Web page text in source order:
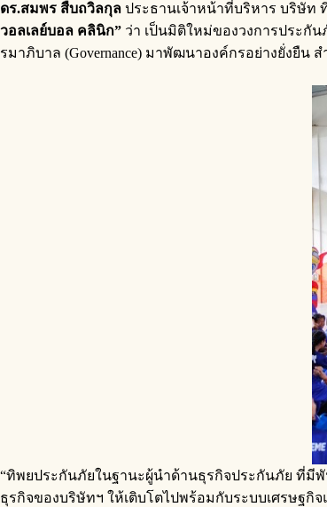
ดร.สมพร สืบถวิลกุล ประธานเจ้าหน้าที่บริหาร บริษัท
วอลเลย์บอล คลินิก” ว่า เป็นมิติใหม่ของวงการประกั
รมาภิบาล (Governance) มาพัฒนาองค์กรอย่างยั่งยืน
“ทิพยประกันภัยในฐานะผู้นำด้านธุรกิจประกันภัย ที่มี
ธุรกิจของบริษัทฯ ให้เติบโตไปพร้อมกับระบบเศรษฐกิ